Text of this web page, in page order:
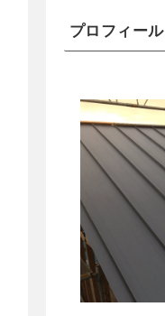
プロフィール